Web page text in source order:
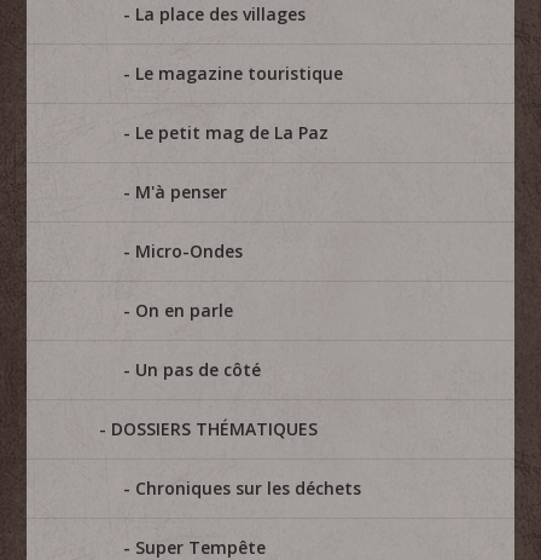
La place des villages
Le magazine touristique
Le petit mag de La Paz
M'à penser
Micro-Ondes
On en parle
Un pas de côté
DOSSIERS THÉMATIQUES
Chroniques sur les déchets
Super Tempête